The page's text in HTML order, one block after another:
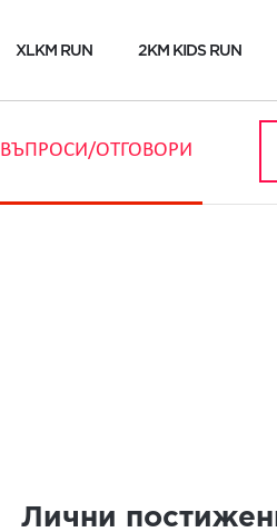
XLKM RUN 2KM KIDS RUN
ВЪПРОСИ/ОТГОВОРИ
Лични